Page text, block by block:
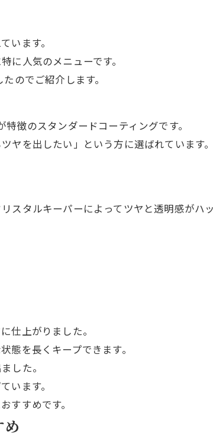
います。
に人気のメニューです。
のでご紹介します。
徴のスタンダードコーティングです。
ヤを出したい」という方に選ばれています。
タルキーパーによってツヤと透明感がハ
仕上がりました。
態を長くキープできます。
した。
います。
すすめです。